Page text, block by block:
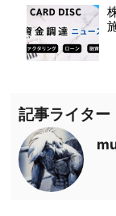
記事ライター